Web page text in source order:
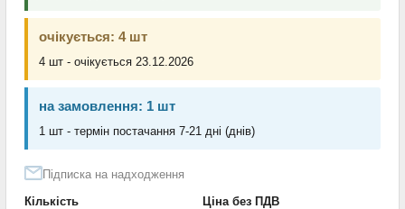
очікується: 4 шт
4 шт - очікується 23.12.2026
на замовлення: 1 шт
1 шт - термін постачання 7-21 дні (днів)
Підписка на надходження
Кількість
Ціна без ПДВ